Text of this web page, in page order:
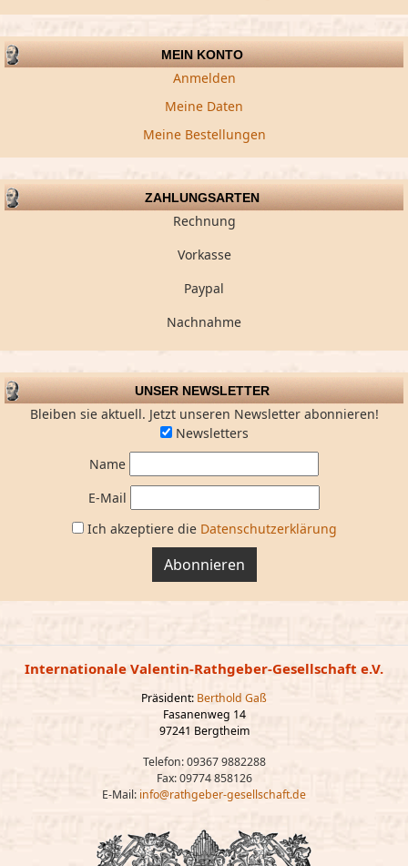
MEIN KONTO
Anmelden
Meine Daten
Meine Bestellungen
ZAHLUNGSARTEN
Rechnung
Vorkasse
Paypal
Nachnahme
UNSER NEWSLETTER
Bleiben sie aktuell. Jetzt unseren Newsletter abonnieren!
Newsletters
Name
E-Mail
Ich akzeptiere die Datenschutzerklärung
Abonnieren
Internationale Valentin-Rathgeber-Gesellschaft e.V.
Präsident: Berthold Gaß
Fasanenweg 14
97241 Bergtheim
Telefon: 09367 9882288
Fax: 09774 858126
E-Mail: info@rathgeber-gesellschaft.de